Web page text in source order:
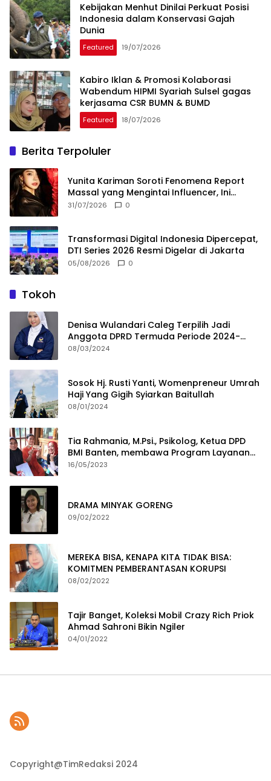
Kebijakan Menhut Dinilai Perkuat Posisi
Indonesia dalam Konservasi Gajah
Dunia
Featured 19/07/2026
Kabiro Iklan & Promosi Kolaborasi
Wabendum HIPMI Syariah Sulsel gagas
kerjasama CSR BUMN & BUMD
Featured 18/07/2026
Berita Terpoluler
Yunita Kariman Soroti Fenomena Report
Massal yang Mengintai Influencer, Ini
Langkah Proteksi Akun yang Perlu Diketahui
31/07/2026 0
Transformasi Digital Indonesia Dipercepat,
DTI Series 2026 Resmi Digelar di Jakarta
05/08/2026 0
Tokoh
Denisa Wulandari Caleg Terpilih Jadi
Anggota DPRD Termuda Periode 2024-
2029
08/03/2024
Sosok Hj. Rusti Yanti, Womenpreneur Umrah
Haji Yang Gigih Syiarkan Baitullah
08/01/2024
Tia Rahmania, M.Psi., Psikolog, Ketua DPD
BMI Banten, membawa Program Layanan
Pembuatan Dokumen Kependudukan
16/05/2023
DRAMA MINYAK GORENG
09/02/2022
MEREKA BISA, KENAPA KITA TIDAK BISA:
KOMITMEN PEMBERANTASAN KORUPSI
08/02/2022
Tajir Banget, Koleksi Mobil Crazy Rich Priok
Ahmad Sahroni Bikin Ngiler
04/01/2022
Copyright@TimRedaksi 2024